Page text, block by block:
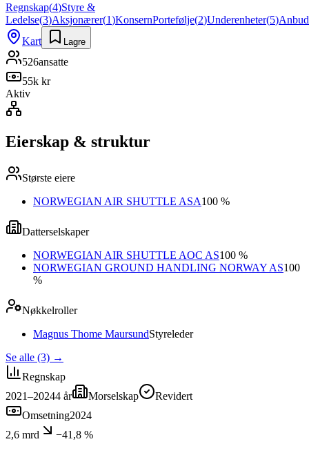
Regnskap(4)Styre &
Ledelse(3)Aksjonærer(1)KonsernPortefølje(2)Underenheter(5)Anbud
Kart
Lagre
526ansatte
55k kr
Aktiv
Eierskap & struktur
Største eiere
NORWEGIAN AIR SHUTTLE ASA100 %
Datterselskaper
NORWEGIAN AIR SHUTTLE AOC AS100 %
NORWEGIAN GROUND HANDLING NORWAY AS100
%
Nøkkelroller
Magnus Thome MaursundStyreleder
Se alle (3) →
Regnskap
2021–20244 år Morselskap
Revidert
Omsetning2024
2,6 mrd
−41,8 %